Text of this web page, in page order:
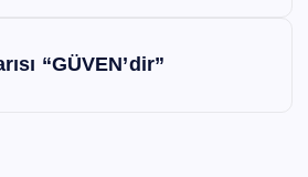
“GÜVEN’dir”